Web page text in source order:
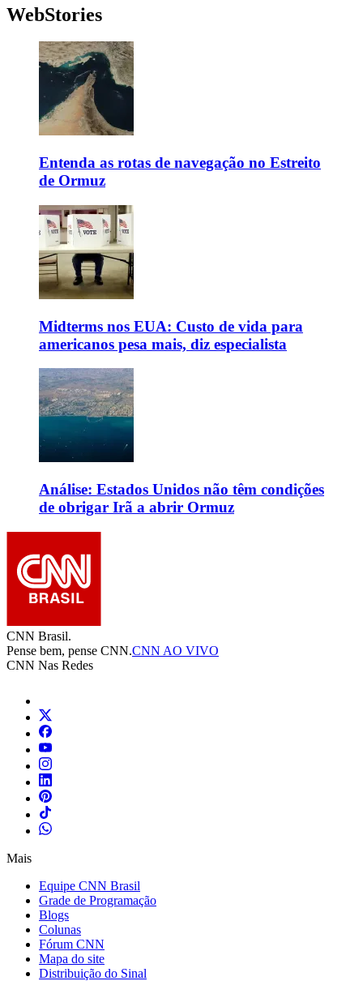
WebStories
Entenda as rotas de navegação no Estreito
de Ormuz
Midterms nos EUA: Custo de vida para
americanos pesa mais, diz especialista
Análise: Estados Unidos não têm condições
de obrigar Irã a abrir Ormuz
CNN Brasil.
Pense bem, pense CNN.CNN AO VIVO
CNN Nas Redes
Mais
Equipe CNN Brasil
Grade de Programação
Blogs
Colunas
Fórum CNN
Mapa do site
Distribuição do Sinal